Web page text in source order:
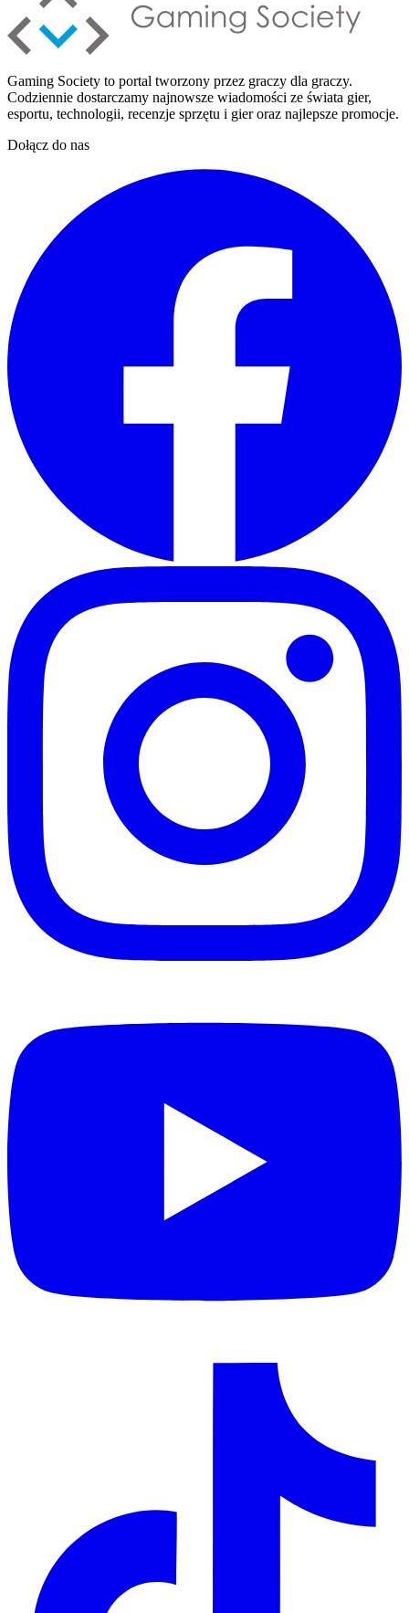
Gaming Society to portal tworzony przez graczy dla graczy.
Codziennie dostarczamy najnowsze wiadomości ze świata gier,
esportu, technologii, recenzje sprzętu i gier oraz najlepsze promocje.
Dołącz do nas